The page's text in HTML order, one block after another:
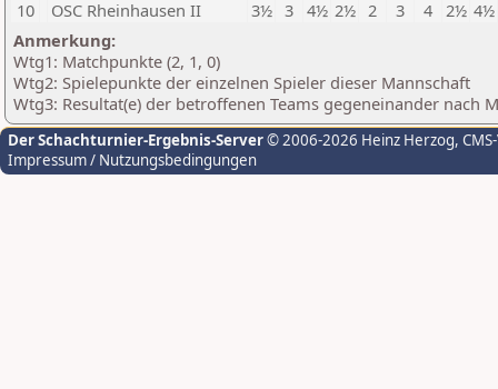
10
OSC Rheinhausen II 3½ 3 4½ 2½ 2 3 4 2½ 4½
Anmerkung:
Wtg1: Matchpunkte (2, 1, 0)
Wtg2: Spielepunkte der einzelnen Spieler dieser Mannschaft
Wtg3: Resultat(e) der betroffenen Teams gegeneinander nach
Der Schachturnier-Ergebnis-Server© 2006-2026 Heinz Herzog,
Impressum / Nutzungsbedingungen